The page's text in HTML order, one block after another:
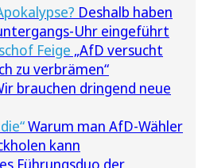
Deshalb haben
Uhr eingeführt
Feige „AfD versucht
zu verbrämen“
brauchen dringend neue
Warum man AfD-Wähler
kann